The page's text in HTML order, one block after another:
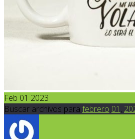
Feb 01 2023
Buscar archivos para febrero 01 ,